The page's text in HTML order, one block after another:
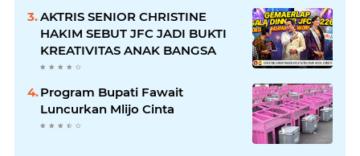
AKTRIS SENIOR CHRISTINE
HAKIM SEBUT JFC JADI BUKTI
KREATIVITAS ANAK BANGSA
Program Bupati Fawait
Luncurkan Mlijo Cinta